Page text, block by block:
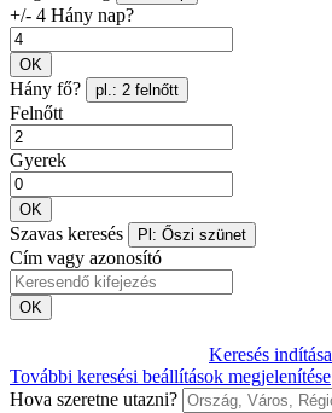
+/- 4 Hány nap?
OK
Hány fő? pl.: 2 felnőtt
Felnőtt
Gyerek
OK
Szavas keresés Pl: Őszi szünet
Cím vagy azonosító
OK
Keresés indítása
További keresési beállítások megjelenítése
Hova szeretne utazni?